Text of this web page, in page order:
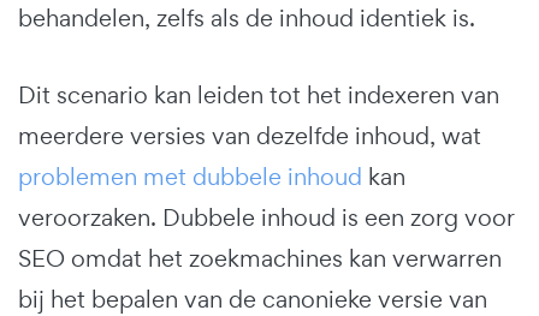
behandelen, zelfs als de inhoud identiek is.
Dit scenario kan leiden tot het indexeren van
meerdere versies van dezelfde inhoud, wat
problemen met dubbele inhoud kan
veroorzaken. Dubbele inhoud is een zorg voor
SEO omdat het zoekmachines kan verwarren
bij het bepalen van de canonieke versie van